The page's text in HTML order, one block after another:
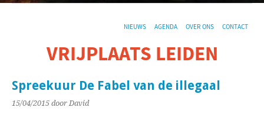
NIEUWS AGENDA OVER ONS CONTACT
VRIJPLAATS LEIDEN
Spreekuur De Fabel van de illegaal
15/04/2015 door David